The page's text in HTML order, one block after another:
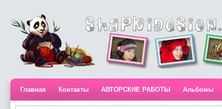
Главная Контакты АВТОРСКИЕ РАБОТЫ Альбомы